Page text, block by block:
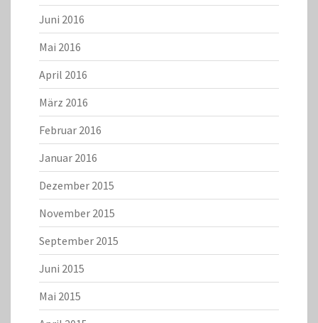
Juni 2016
Mai 2016
April 2016
März 2016
Februar 2016
Januar 2016
Dezember 2015
November 2015
September 2015
Juni 2015
Mai 2015